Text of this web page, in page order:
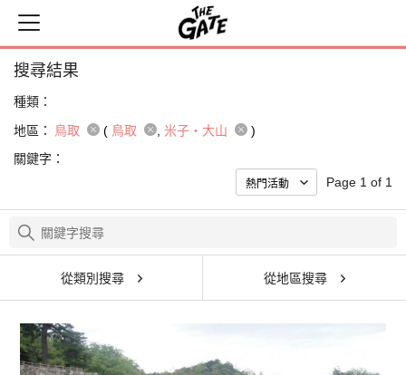
搜尋結果
種類：
地區：
鳥取 ( 鳥取 米子・大山
)
關鍵字：
Page 1 of 1
從類別搜尋 從地區搜尋